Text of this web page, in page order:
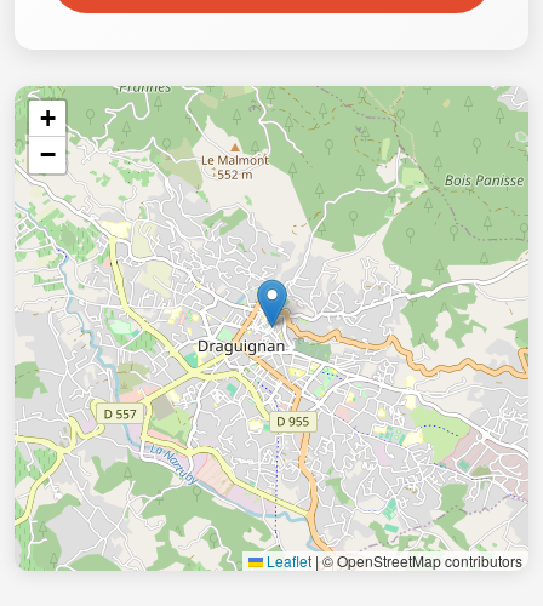
+
−
Leaflet |© OpenStreetMap contributors